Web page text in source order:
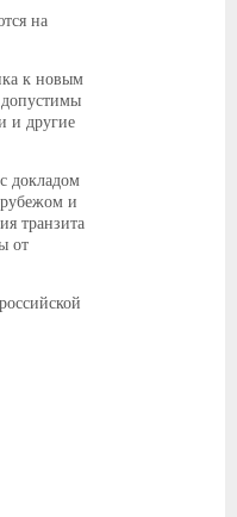
на
к новым
и другие
докладом
и
транзита
от